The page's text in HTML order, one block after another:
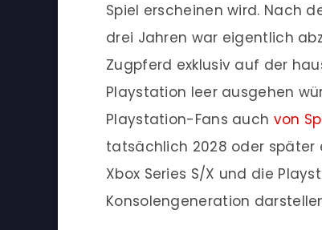
Spiel erscheinen wird. Nach
drei Jahren war eigentlich
Zugpferd exklusiv auf der
Playstation leer ausgehen
Playstation-Fans auch von
tatsächlich 2028 oder später
Xbox Series S/X und die
Konsolengeneration